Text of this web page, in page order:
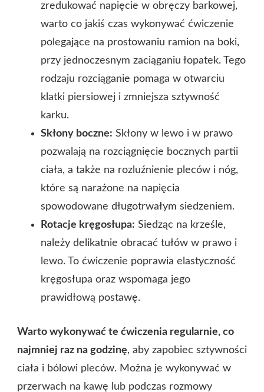
zredukować napięcie w obręczy barkowej,
warto co jakiś czas wykonywać ćwiczenie
polegające na prostowaniu ramion na boki,
przy jednoczesnym zaciąganiu łopatek. Tego
rodzaju rozciąganie pomaga w otwarciu
klatki piersiowej i zmniejsza sztywność
karku.
Skłony boczne: Skłony w lewo i w prawo
pozwalają na rozciągnięcie bocznych partii
ciała, a także na rozluźnienie pleców i nóg,
które są narażone na napięcia
spowodowane długotrwałym siedzeniem.
Rotacje kręgosłupa: Siedząc na krześle,
należy delikatnie obracać tułów w prawo i
lewo. To ćwiczenie poprawia elastyczność
kręgosłupa oraz wspomaga jego
prawidłową postawę.
Warto wykonywać te ćwiczenia regularnie, co
najmniej raz na godzinę, aby zapobiec sztywności
ciała i bólowi pleców. Można je wykonywać w
przerwach na kawę lub podczas rozmowy